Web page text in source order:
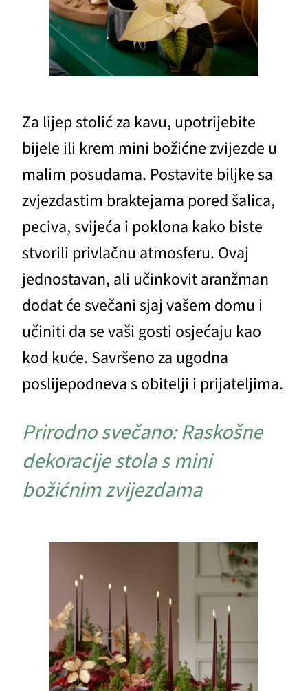
Za lijep stolić za kavu, upotrijebite
bijele ili krem mini božićne zvijezde u
malim posudama. Postavite biljke sa
zvjezdastim braktejama pored šalica,
peciva, svijeća i poklona kako biste
stvorili privlačnu atmosferu. Ovaj
jednostavan, ali učinkovit aranžman
dodat će svečani sjaj vašem domu i
učiniti da se vaši gosti osjećaju kao
kod kuće. Savršeno za ugodna
poslijepodneva s obitelji i prijateljima.
Prirodno svečano: Raskošne
dekoracije stola s mini
božićnim zvijezdama